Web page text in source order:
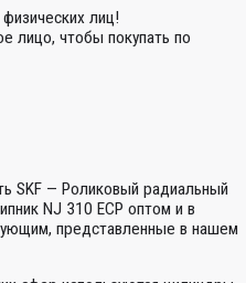
лиц!
лицо, чтобы покупать по
SKF — Роликовый радиальный
NJ 310 ECP оптом и в
представленные в нашем